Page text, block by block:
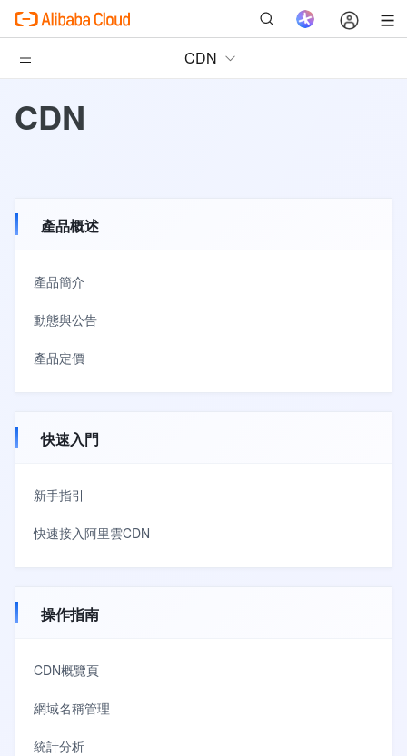
CDN
CDN
產品概述
產品簡介
動態與公告
產品定價
快速入門
新手指引
快速接入阿里雲CDN
操作指南
CDN概覽頁
網域名稱管理
統計分析